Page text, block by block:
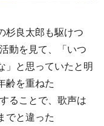
杉良太郎も駆けつ
動を見て、「いつ
」と思っていたと明
齢を重ねた
ることで、歌声は
でと違った